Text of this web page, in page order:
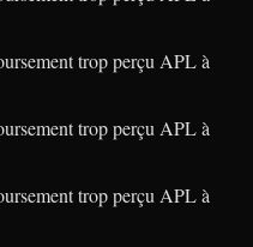
trop perçu APL à
trop perçu APL à
trop perçu APL à